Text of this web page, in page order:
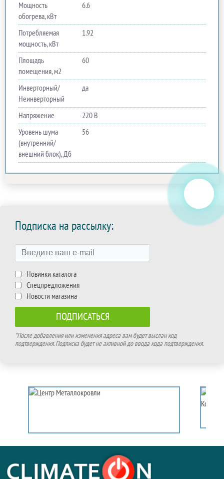
Мощность
обогрева, кВт
6.6
Потребляемая
мощность, кВт
1.92
Площадь
помещения, м2
60
Инверторный/
Неинверторный
да
Напряжение
220 В
Уровень шума
(внутренний/
внешний блок), Дб
56
Подписка на рассылку:
Новинки каталога
Спецпредложения
Новости магазина
*После добавления или изменения адреса вам будет выслан код
подтверждения. Подписка будет не активной до ввода кода подтверждения.